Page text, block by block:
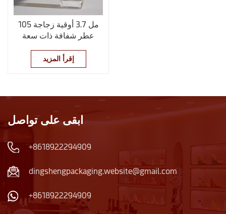
105 مل 3.7 أوقية زجاجة
عطر شفافة ذات سعة
إقرأ المزيد
ابقى على تواصل
+8618922294909
dingshengpackaging.website@gmail.com
+8618922294909